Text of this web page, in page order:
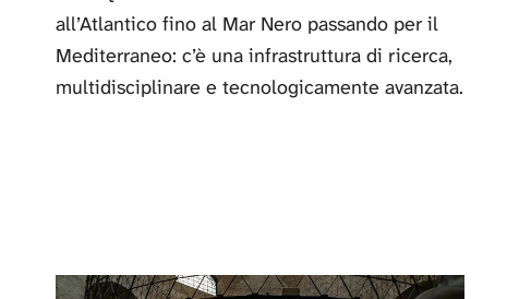
all’Atlantico fino al Mar Nero passando per il
Mediterraneo: c’è una infrastruttura di ricerca,
multidisciplinare e tecnologicamente avanzata.